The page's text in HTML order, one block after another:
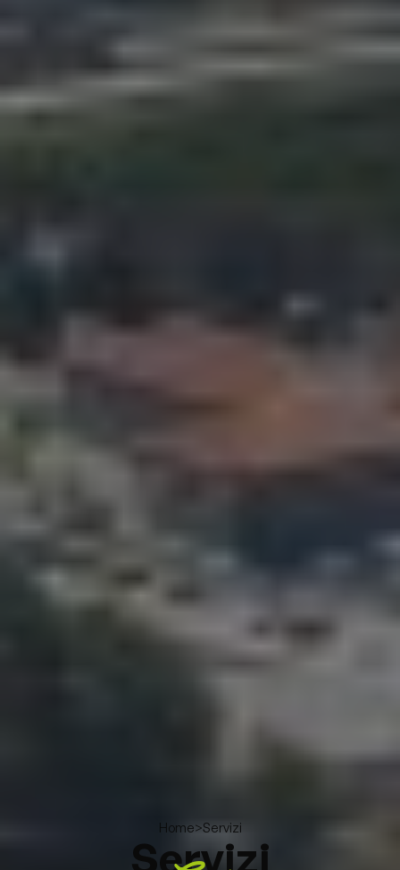
Home>Servizi
Servizi